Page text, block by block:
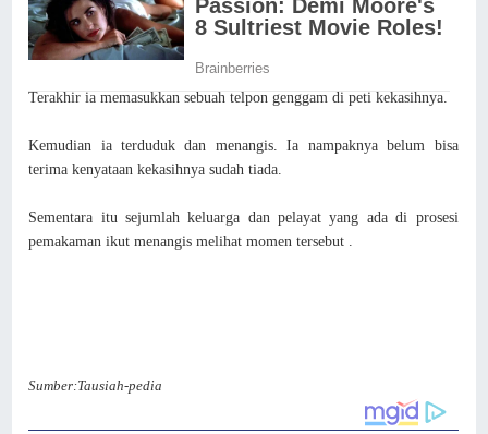
Terakhir ia memasukkan sebuah telpon genggam di peti kekasihnya.
Kemudian ia terduduk dan menangis. Ia nampaknya belum bisa
terima kenyataan kekasihnya sudah tiada.
Sementara itu sejumlah keluarga dan pelayat yang ada di prosesi
pemakaman ikut menangis melihat momen tersebut .
Sumber:Tausiah-pedia